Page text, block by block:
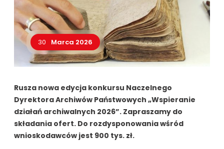
30 Marca 2026
Rusza nowa edycja konkursu Naczelnego
Dyrektora Archiwów Państwowych „Wspieranie
działań archiwalnych 2026”. Zapraszamy do
składania ofert. Do rozdysponowania wśród
wnioskodawców jest 900 tys. zł.